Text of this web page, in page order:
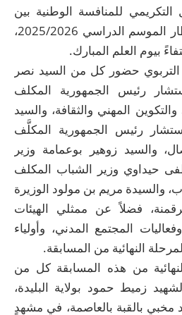
التكريمي للمنافسة الوطنية بين
الثانويات، وذلك في إطار الموسم الدراسي 2025/2026،
بيوم العلم المبارك.
حضور كل من السيد نصر
رئيس الجمهورية المكلف
والتكوين المهني والثقافة، والسيد
رئيس الجمهورية المكلَّف
والسيد زوهير بوعمامة وزير
حيداوي وزير الشباب المكلف
والسيدة مريم بن مولود الوزيرة
فضلاً عن ممثلي الهيئات
المجتمع المدني، وأولياء
النهائية من المسابقة.
من هذه المسابقة كل من
زميط حمود بولاية البليدة،
مخبي بالقبة بالعاصمة، في مشهدٍ